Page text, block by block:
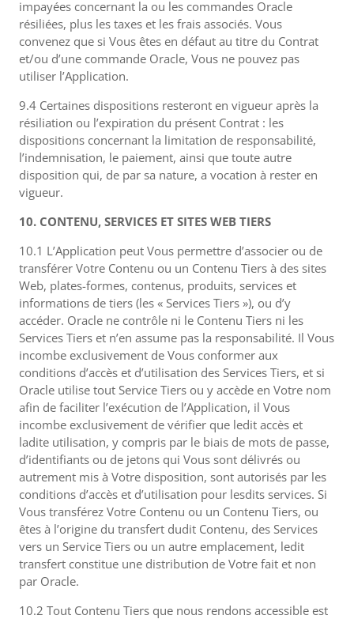
impayées concernant la ou les commandes Oracle
résiliées, plus les taxes et les frais associés. Vous
convenez que si Vous êtes en défaut au titre du Contrat
et/ou d’une commande Oracle, Vous ne pouvez pas
utiliser l’Application.
9.4 Certaines dispositions resteront en vigueur après la
résiliation ou l’expiration du présent Contrat : les
dispositions concernant la limitation de responsabilité,
l’indemnisation, le paiement, ainsi que toute autre
disposition qui, de par sa nature, a vocation à rester en
vigueur.
10. CONTENU, SERVICES ET SITES WEB TIERS
10.1 L’Application peut Vous permettre d’associer ou de
transférer Votre Contenu ou un Contenu Tiers à des sites
Web, plates-formes, contenus, produits, services et
informations de tiers (les « Services Tiers »), ou d’y
accéder. Oracle ne contrôle ni le Contenu Tiers ni les
Services Tiers et n’en assume pas la responsabilité. Il Vous
incombe exclusivement de Vous conformer aux
conditions d’accès et d’utilisation des Services Tiers, et si
Oracle utilise tout Service Tiers ou y accède en Votre nom
afin de faciliter l’exécution de l’Application, il Vous
incombe exclusivement de vérifier que ledit accès et
ladite utilisation, y compris par le biais de mots de passe,
d’identifiants ou de jetons qui Vous sont délivrés ou
autrement mis à Votre disposition, sont autorisés par les
conditions d’accès et d’utilisation pour lesdits services. Si
Vous transférez Votre Contenu ou un Contenu Tiers, ou
êtes à l’origine du transfert dudit Contenu, des Services
vers un Service Tiers ou un autre emplacement, ledit
transfert constitue une distribution de Votre fait et non
par Oracle.
10.2 Tout Contenu Tiers que nous rendons accessible est